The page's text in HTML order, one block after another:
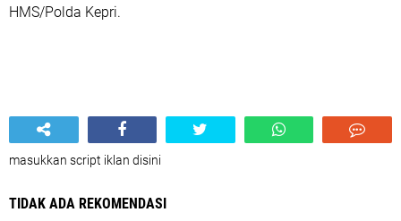
HMS/Polda Kepri.
masukkan script iklan disini
TIDAK ADA REKOMENDASI